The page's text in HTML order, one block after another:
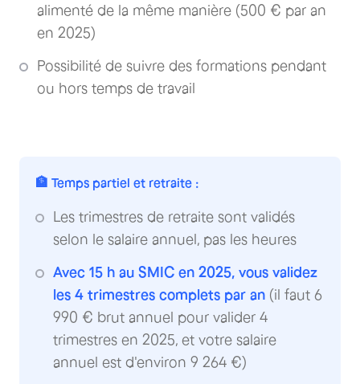
alimenté de la même manière (500 € par an
en 2025)
Possibilité de suivre des formations pendant
ou hors temps de travail
🏦 Temps partiel et retraite :
Les trimestres de retraite sont validés
selon le salaire annuel, pas les heures
Avec 15 h au SMIC en 2025, vous validez
les 4 trimestres complets par an (il faut 6
990 € brut annuel pour valider 4
trimestres en 2025, et votre salaire
annuel est d'environ 9 264 €)